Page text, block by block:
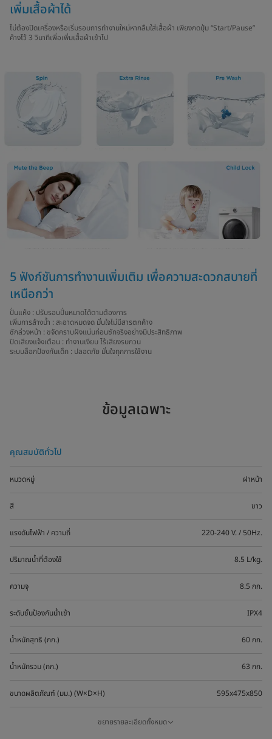
เพิ่มเสื้อผ้าได้
ไม่ต้องปิดเครื่องหรือเริ่มรอบการทำงานใหม่หากลืมใส่เสื้อผ้า เพียงกดปุ่ม “Start/Pause”
ค้างไว้ 3 วินาทีเพื่อเพิ่มเสื้อผ้าเข้าไป
5 ฟังก์ชันการทำงานเพิ่มเติม เพื่อความสะดวกสบายที่
เหนือกว่า
ปั่นแห้ง : ปรับรอบปั่นหมาดได้ตามต้องการ
เพิ่มการล้างน้ำ : สะอาดหมดจด มั่นใจไม่มีสารตกค้าง
ซักล่วงหน้า : ขจัดคราบฝังแน่นก่อนซักจริงอย่างมีประสิทธิภาพ
ปิดเสียงแจ้งเตือน : ทำงานเงียบ ไร้เสียงรบกวน
ระบบล็อกป้องกันเด็ก : ปลอดภัย มั่นใจทุกการใช้งาน
ข้อมูลเฉพาะ
คุณสมบัติทั่วไป
หมวดหมู่ ฝาหน้า
สี ขาว
แรงดันไฟฟ้า / ความถี่ 220-240 V. / 50Hz.
ปริมาณน้ำที่ต้องใช้ 8.5 L/kg.
ความจุ 8.5 กก.
ระดับชั้นป้องกันน้ำเข้า IPX4
น้ำหนักสุทธิ (กก.) 60 กก.
น้ำหนักรวม (กก.) 63 กก.
ขนาดผลิตภัณฑ์ (มม.) (W×D×H) 595x475x850
ขยายรายละเอียดทั้งหมด